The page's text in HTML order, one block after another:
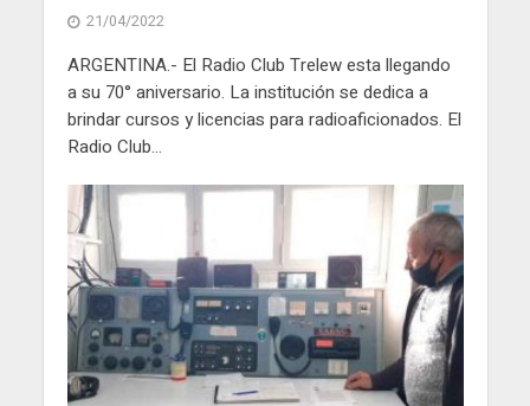
21/04/2022
ARGENTINA.- El Radio Club Trelew esta llegando
a su 70° aniversario. La institución se dedica a
brindar cursos y licencias para radioaficionados. El
Radio Club...